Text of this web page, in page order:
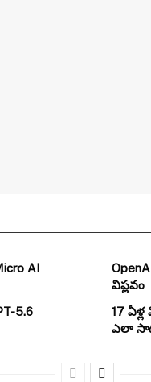
AI
5.6
విప్లవం
17 ఏళ్ల
ఎలా